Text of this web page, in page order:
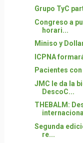
Grupo TyC
Congreso a
horari...
Miniso y
ICPNA
Pacientes
JMC le da la
DescoC...
THEBALM:
Segunda
re...